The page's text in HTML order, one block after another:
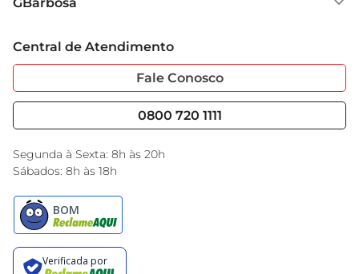
Grupo Cencosud
Sobre Privacidade
Portal do Fornecedo
Nossas Lojas
Garantia Estendida
Serviços
Black Friday
Encarte do Dia
Central de Atendimento
Fale Conosco
0800 720 1111
Segunda à Sexta: 8h às 20h
Sábados: 8h às 18h